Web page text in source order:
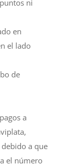
ni
en
el lado
de
a
a que
el número